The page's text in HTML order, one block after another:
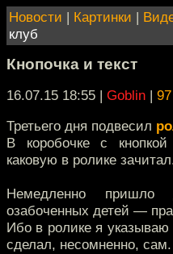
Новости | Картинки |
клуб
Кнопочка и текст
16.07.15 18:55 | Goblin |
Третьего дня подвесил
В коробочке с
каковую в ролике
Немедленно
озабоченных детей —
Ибо в ролике я указываю
сделал, несомненно, сам.